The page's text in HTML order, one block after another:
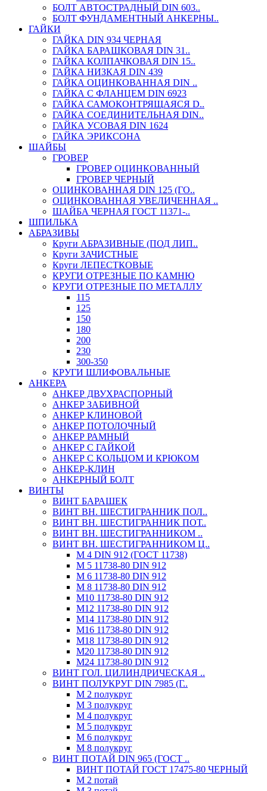
БОЛТ АВТОСТРАДНЫЙ DIN 603..
БОЛТ ФУНДАМЕНТНЫЙ АНКЕРНЫ..
ГАЙКИ
ГАЙКА DIN 934 ЧЕРНАЯ
ГАЙКА БАРАШКОВАЯ DIN 31..
ГАЙКА КОЛПАЧКОВАЯ DIN 15..
ГАЙКА НИЗКАЯ DIN 439
ГАЙКА ОЦИНКОВАННАЯ DIN ..
ГАЙКА С ФЛАНЦЕМ DIN 6923
ГАЙКА САМОКОНТРЯЩАЯСЯ D..
ГАЙКА СОЕДИНИТЕЛЬНАЯ DIN..
ГАЙКА УСОВАЯ DIN 1624
ГАЙКА ЭРИКСОНА
ШАЙБЫ
ГРОВЕР
ГРОВЕР ОЦИНКОВАННЫЙ
ГРОВЕР ЧЕРНЫЙ
ОЦИНКОВАННАЯ DIN 125 (ГО..
ОЦИНКОВАННАЯ УВЕЛИЧЕННАЯ ..
ШАЙБА ЧЕРНАЯ ГОСТ 11371-..
ШПИЛЬКА
АБРАЗИВЫ
Круги АБРАЗИВНЫЕ (ПОД ЛИП..
Круги ЗАЧИСТНЫЕ
Круги ЛЕПЕСТКОВЫЕ
КРУГИ ОТРЕЗНЫЕ ПО КАМНЮ
КРУГИ ОТРЕЗНЫЕ ПО МЕТАЛЛУ
115
125
150
180
200
230
300-350
КРУГИ ШЛИФОВАЛЬНЫЕ
АНКЕРА
АНКЕР ДВУХРАСПОРНЫЙ
АНКЕР ЗАБИВНОЙ
АНКЕР КЛИНОВОЙ
АНКЕР ПОТОЛОЧНЫЙ
АНКЕР РАМНЫЙ
АНКЕР С ГАЙКОЙ
АНКЕР С КОЛЬЦОМ И КРЮКОМ
АНКЕР-КЛИН
АНКЕРНЫЙ БОЛТ
ВИНТЫ
ВИНТ БАРАШЕК
ВИНТ ВН. ШЕСТИГРАННИК ПОЛ..
ВИНТ ВН. ШЕСТИГРАННИК ПОТ..
ВИНТ ВН. ШЕСТИГРАННИКОМ ..
ВИНТ ВН. ШЕСТИГРАННИКОМ Ц..
М 4 DIN 912 (ГОСТ 11738)
М 5 11738-80 DIN 912
М 6 11738-80 DIN 912
М 8 11738-80 DIN 912
М10 11738-80 DIN 912
М12 11738-80 DIN 912
М14 11738-80 DIN 912
М16 11738-80 DIN 912
М18 11738-80 DIN 912
М20 11738-80 DIN 912
М24 11738-80 DIN 912
ВИНТ ГОЛ. ЦИЛИНДРИЧЕСКАЯ ..
ВИНТ ПОЛУКРУГ DIN 7985 (Г..
М 2 полукруг
М 3 полукруг
М 4 полукруг
М 5 полукруг
М 6 полукруг
М 8 полукруг
ВИНТ ПОТАЙ DIN 965 (ГОСТ ..
ВИНТ ПОТАЙ ГОСТ 17475-80 ЧЕРНЫЙ
М 2 потай